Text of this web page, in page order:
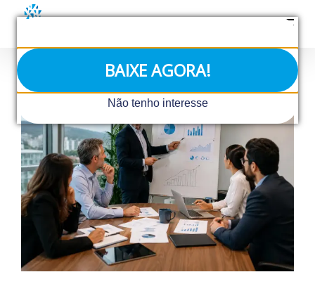
BAIXE AGORA!
Não tenho interesse
conteúdo
View
Larger
Image